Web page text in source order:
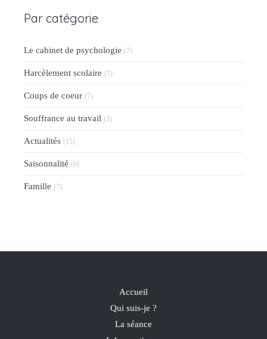
Par catégorie
Le cabinet de psychologie (7)
Harcèlement scolaire (7)
Coups de coeur (7)
Souffrance au travail (3)
Actualités (15)
Saisonnalité (6)
Famille (7)
Accueil
Qui suis-je ?
La séance